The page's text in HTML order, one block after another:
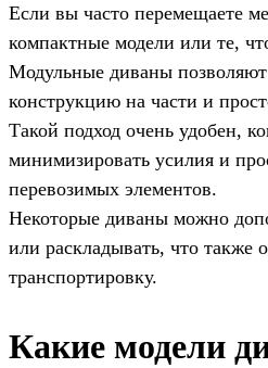
Если вы часто перемещаете
компактные модели или те,
Модульные диваны
конструкцию на части и
Такой подход очень удобен,
минимизировать усилия и
перевозимых элементов.
Некоторые диваны можно
или раскладывать, что также
транспортировку.
Какие модели